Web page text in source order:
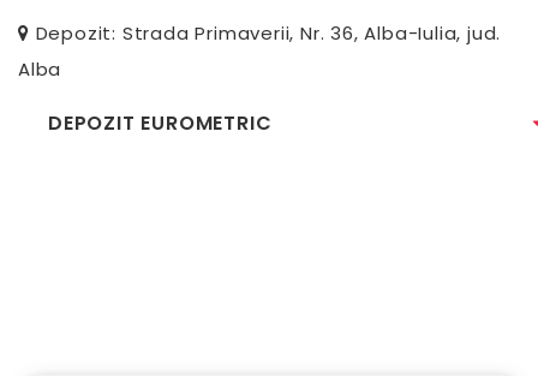
Depozit: Strada Primaverii, Nr. 36, Alba-Iulia, jud.
Alba
DEPOZIT EUROMETRIC